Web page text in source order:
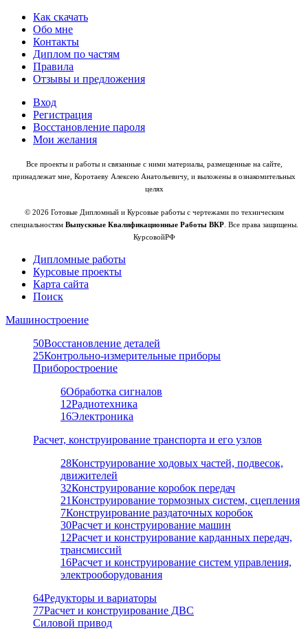
Как скачать
Обо мне
Контакты
Диплом по частям
Правила
Отзывы и предложения
Вход
Регистрация
Восстановление пароля
Мои желания
Все проекты и работы и связанные с ними материалы, размещенные на сайте,
принадлежат мне, Коротаеву Алексею Анатольевичу, и выложены в ознакомительных
целях
© 2026 Готовые Дипломный и Курсовые работы с чертежами по техническим
специальностям Выпускные Квалификационные Работы ВКР. Все права защищены.
КурсовойРФ
Дипломные работы
Курсовые проекты
Карта сайта
Поиск
Машиностроение
50Восстановление деталей
25Контрольно-измерительные приборы
Приборостроение
6Обработка сигналов
12Радиотехника
16Электроника
Расчет, конструирование транспорта и его узлов
28Конструирование ходовых частей, подвесок,
движителей
32Конструирование коробок передач
21Конструирование тормозных систем, сцепления
7Конструирование раздаточных коробок
30Расчет и конструирование машин
12Расчет и конструирование карданных передач,
трансмиссий
16Расчет и конструирование систем управления,
электрооборудования
64Редукторы и вариаторы
77Расчет и конструирование ДВС
Силовой привод